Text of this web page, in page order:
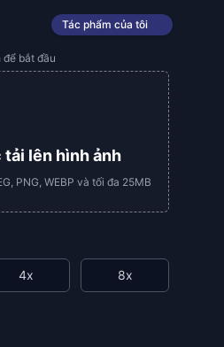
Tác phẩm của tôi
bắt đầu
tải lên hình ảnh
PNG, WEBP và tối đa 25MB
4x 8x